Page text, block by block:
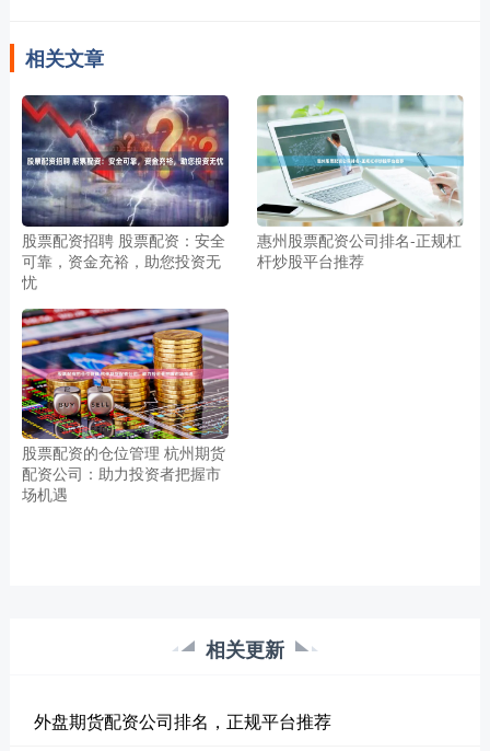
相关文章
股票配资招聘 股票配资：安全
可靠，资金充裕，助您投资无
忧
惠州股票配资公司排名-正规杠
杆炒股平台推荐
股票配资的仓位管理 杭州期货
配资公司：助力投资者把握市
场机遇
相关更新
外盘期货配资公司排名，正规平台推荐